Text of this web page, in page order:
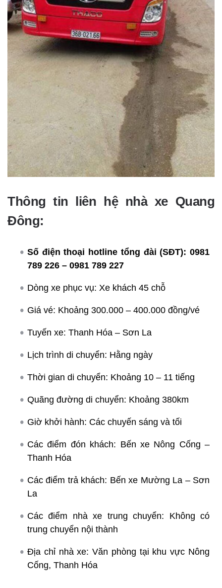
Thông tin liên hệ nhà xe Quang
Đông:
Số điện thoại hotline tổng đài (SĐT): 0981
789 226 – 0981 789 227
Dòng xe phục vụ: Xe khách 45 chỗ
Giá vé: Khoảng 300.000 – 400.000 đồng/vé
Tuyến xe: Thanh Hóa – Sơn La
Lịch trình di chuyển: Hằng ngày
Thời gian di chuyển: Khoảng 10 – 11 tiếng
Quãng đường di chuyển: Khoảng 380km
Giờ khởi hành: Các chuyến sáng và tối
Các điểm đón khách: Bến xe Nông Cống –
Thanh Hóa
Các điểm trả khách: Bến xe Mường La – Sơn
La
Các điểm nhà xe trung chuyển: Không có
trung chuyển nội thành
Địa chỉ nhà xe: Văn phòng tại khu vực Nông
Cống, Thanh Hóa